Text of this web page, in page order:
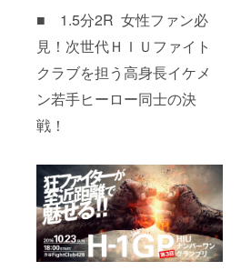
■ 1.5分2R 女性ファン必
見！次世代ＨＩＵファイト
クラブを担う高身長イケメ
ン若手ヒーロー同士の決
戦！